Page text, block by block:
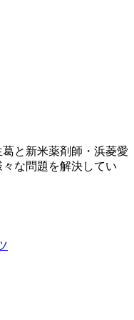
と新米薬剤師・浜菱愛
な問題を解決してい